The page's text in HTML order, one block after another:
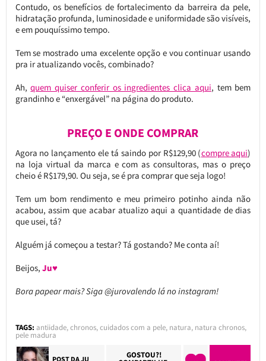
Contudo, os benefícios de fortalecimento da barreira da pele,
hidratação profunda, luminosidade e uniformidade são visíveis,
e em pouquíssimo tempo.
Tem se mostrado uma excelente opção e vou continuar usando
pra ir atualizando vocês, combinado?
Ah,quem quiser conferir os ingredientes clica aqui, tem bem
grandinho e “enxergável” na página do produto.
PREÇO E ONDE COMPRAR
Agora no lançamento ele tá saindo por R$129,90 (compre aqui)
na loja virtual da marca e com as consultoras, mas o preço
cheio é R$179,90. Ou seja, se é pra comprar que seja logo!
Tem um bom rendimento e meu primeiro potinho ainda não
acabou, assim que acabar atualizo aqui a quantidade de dias
que usei, tá?
Alguém já começou a testar? Tá gostando? Me conta aí!
Beijos, Ju♥
Bora papear mais? Siga @jurovalendo lá no instagram!
TAGS: antiidade,chronos,cuidados com a pele, natura, natura chronos,
pele madura
POST DAJU
GOSTOU?!